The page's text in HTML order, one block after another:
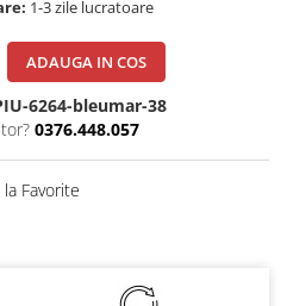
1-3 zile lucratoare
ADAUGA IN COS
6264-bleumar-38
0376.448.057
la Favorite